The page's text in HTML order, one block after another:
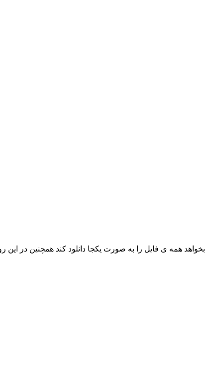
همه ی فایل را به صورت یکجا دانلود کند همچنین در